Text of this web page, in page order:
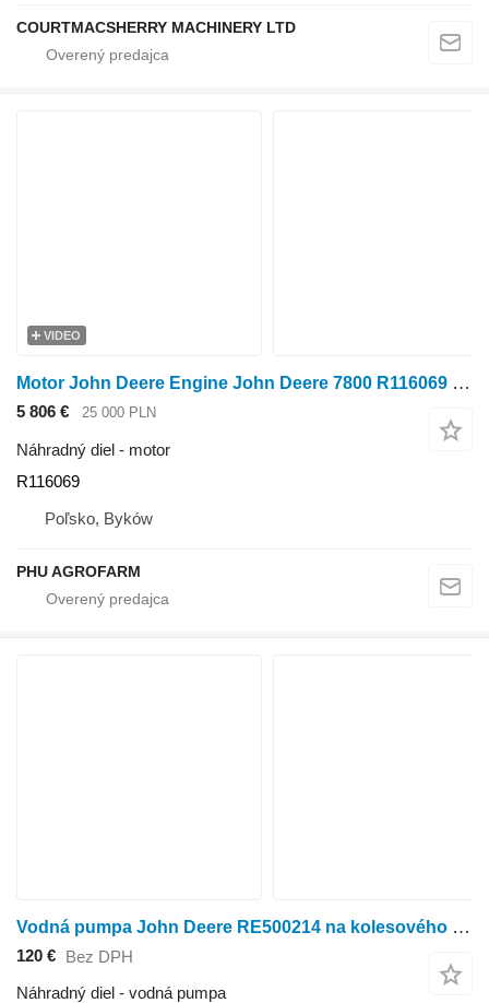
COURTMACSHERRY MACHINERY LTD
VIDEO
Motor John Deere Engine John Deere 7800 R116069 na kolesového traktora
5 806 € 25 000 PLN
Náhradný diel - motor
R116069
Poľsko, Byków
PHU AGROFARM
Vodná pumpa John Deere RE500214 na kolesového traktora John Deere 7700,7800,8200,8300,8560,8570
120 € Bez DPH
Náhradný diel - vodná pumpa